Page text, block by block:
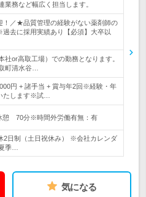
業務など幅広く担当します。
！／★品質管理の経験がない薬剤師の
去に採用実績あり【必須】大卒以
社or高取工場）での勤務となります。
町清水谷…
円 + 諸手当 + 賞与年2回※経験・年
たします※試…
憩 70分※時間外労働有無：有
2日制（土日祝休み） ※会社カレンダ
季…
気になる